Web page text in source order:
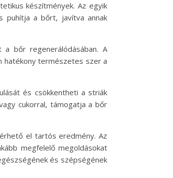
készítmények. Az egyik
puhítja a bőrt, javítva annak
a bőr regenerálódásában. A
hatékony természetes szer a
és csökkentheti a striák
cukorral, támogatja a bőr
el tartós eredmény. Az
megfelelő megoldásokat
és szépségének